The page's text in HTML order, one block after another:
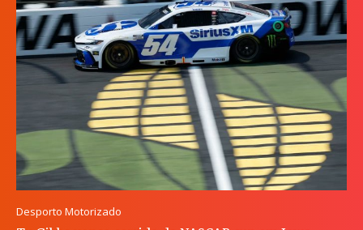
Desporto Motorizado